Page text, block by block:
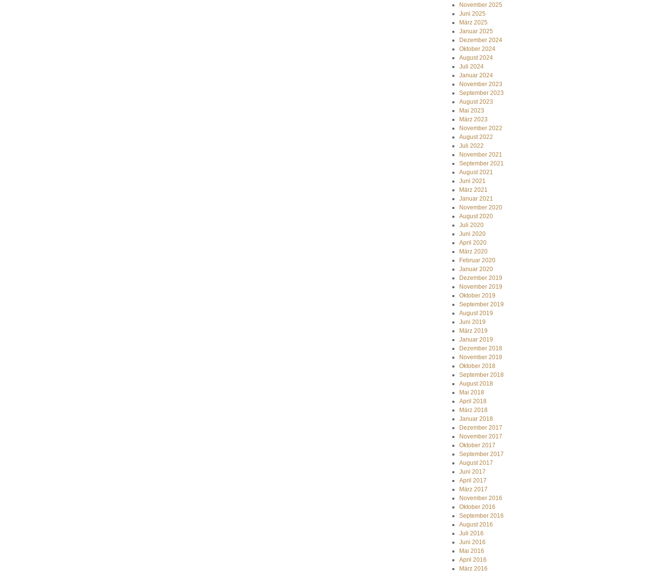
November 2025
Juni 2025
März 2025
Januar 2025
Dezember 2024
Oktober 2024
August 2024
Juli 2024
Januar 2024
November 2023
September 2023
August 2023
Mai 2023
März 2023
November 2022
August 2022
Juli 2022
November 2021
September 2021
August 2021
Juni 2021
März 2021
Januar 2021
November 2020
August 2020
Juli 2020
Juni 2020
April 2020
März 2020
Februar 2020
Januar 2020
Dezember 2019
November 2019
Oktober 2019
September 2019
August 2019
Juni 2019
März 2019
Januar 2019
Dezember 2018
November 2018
Oktober 2018
September 2018
August 2018
Mai 2018
April 2018
März 2018
Januar 2018
Dezember 2017
November 2017
Oktober 2017
September 2017
August 2017
Juni 2017
April 2017
März 2017
November 2016
Oktober 2016
September 2016
August 2016
Juli 2016
Juni 2016
Mai 2016
April 2016
März 2016